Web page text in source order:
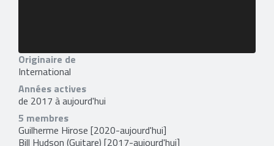
Originaire de
International
Années actives
de 2017 à aujourd'hui
5 membres
Guilherme Hirose [2020-aujourd'hui]
Bill Hudson (Guitare) [2017-aujourd'hui]